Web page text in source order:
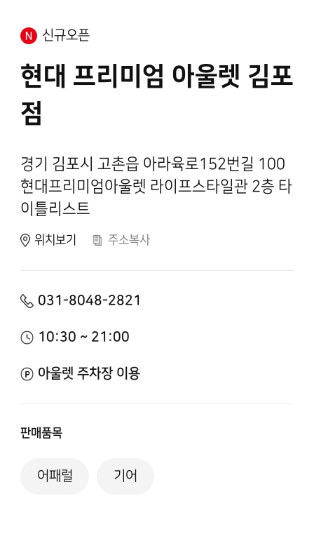
신규오픈
현대 프리미엄 아울렛 김포
점
경기 김포시 고촌읍 아라육로152번길 100
현대프리미엄아울렛 라이프스타일관 2층 타
이틀리스트
위치보기 주소복사
031-8048-2821
10:30 ~ 21:00
아울렛 주차장 이용
판매품목
어패럴 기어